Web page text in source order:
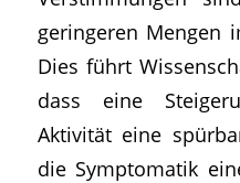
geringeren Mengen
Dies führt
dass eine
Aktivität eine
die Symptomatik